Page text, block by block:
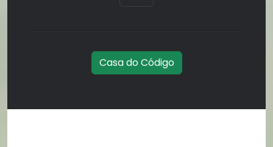
Casa do Código